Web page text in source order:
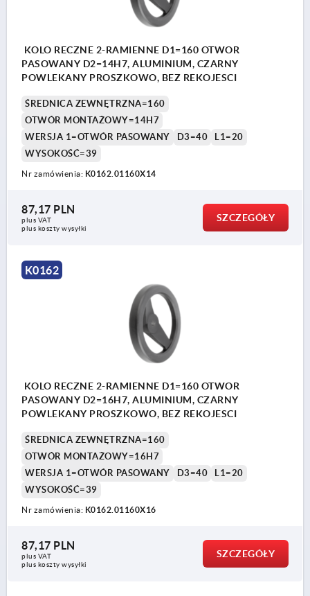
KOLO RECZNE 2-RAMIENNE D1=160 OTWOR
PASOWANY D2=14H7, ALUMINIUM, CZARNY
POWLEKANY PROSZKOWO, BEZ REKOJESCI
ŚREDNICA ZEWNĘTRZNA=160
OTWÓR MONTAŻOWY=14H7
WERSJA 1=OTWÓR PASOWANY
D3=40
L1=20
WYSOKOŚĆ=39
Nr zamówienia: K0162.01160X14
87,17 PLN
plus VAT
plus koszty wysyłki
SZCZEGÓŁY
K0162
KOLO RECZNE 2-RAMIENNE D1=160 OTWOR
PASOWANY D2=16H7, ALUMINIUM, CZARNY
POWLEKANY PROSZKOWO, BEZ REKOJESCI
ŚREDNICA ZEWNĘTRZNA=160
OTWÓR MONTAŻOWY=16H7
WERSJA 1=OTWÓR PASOWANY
D3=40
L1=20
WYSOKOŚĆ=39
Nr zamówienia: K0162.01160X16
87,17 PLN
plus VAT
plus koszty wysyłki
SZCZEGÓŁY